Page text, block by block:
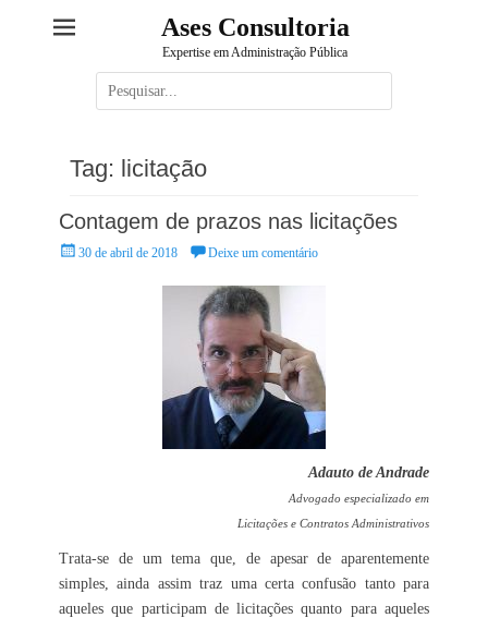
Ases Consultoria
Expertise em Administração Pública
Pesquisar
por:
Tag: licitação
Contagem de prazos nas licitações
Posted30 de abril de 2018 Deixe um comentário
Adauto de Andrade
Advogado especializado em
Licitações e Contratos Administrativos
Trata-se de um tema que, de apesar de aparentemente
simples, ainda assim traz uma certa confusão tanto para
aqueles que participam de licitações quanto para aqueles